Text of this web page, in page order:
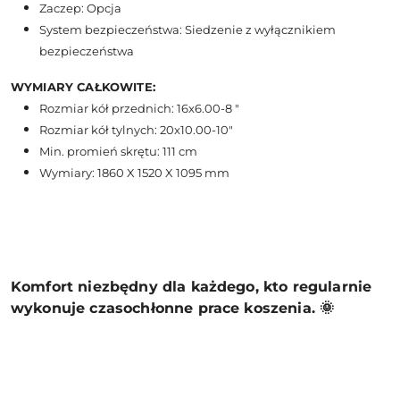
Zaczep: Opcja
System bezpieczeństwa: Siedzenie z wyłącznikiem
bezpieczeństwa
WYMIARY CAŁKOWITE:
Rozmiar kół przednich: 16x6.00-8 "
Rozmiar kół tylnych: 20x10.00-10"
Min. promień skrętu: 111 cm
Wymiary: 1860 X 1520 X 1095 mm
Komfort niezbędny dla każdego, kto regularnie
wykonuje czasochłonne prace koszenia. 🌞